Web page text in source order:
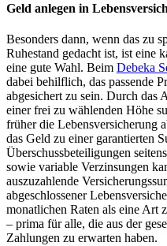
Geld anlegen in
Besonders dann, wenn das zu
Ruhestand gedacht ist, ist eine
eine gute Wahl. Beim Debeka
dabei behilflich, das passende
abgesichert zu sein. Durch das
einer frei zu wählenden Höhe
früher die Lebensversicherung
das Geld zu einer garantierten
Überschussbeteiligungen
sowie variable Verzinsungen
auszuzahlende
abgeschlossener
monatlichen Raten als eine Art
– prima für alle, die aus der
Zahlungen zu erwarten haben.